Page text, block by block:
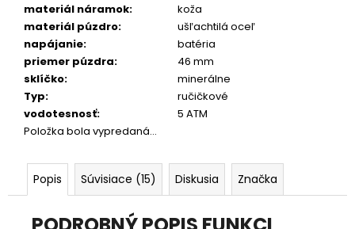
materiál náramok:
koža
materiál púzdro:
ušľachtilá oceľ
napájanie:
batéria
priemer púzdra:
46 mm
sklíčko:
minerálne
Typ:
ručičkové
vodotesnosť:
5 ATM
Položka bola vypredaná…
Popis Súvisiace (15) Diskusia Značka